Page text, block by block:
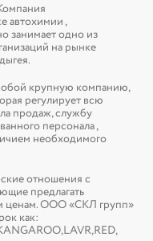
автохимии ,
занимает одно из
на рынке
крупную компанию,
регулирует всю
продаж, службу
персонала ,
необходимого
отношения с
предлагать
ценам. ООО «СКЛ групп»
как: